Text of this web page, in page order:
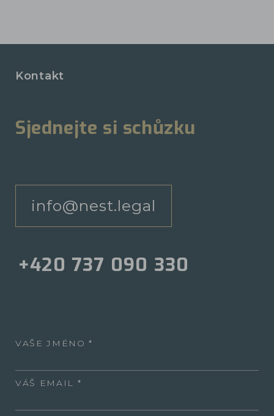
Kontakt
Sjednejte si schůzku
info@nest.legal
+420 737 090 330
VAŠE JMÉNO
VÁŠ EMAIL